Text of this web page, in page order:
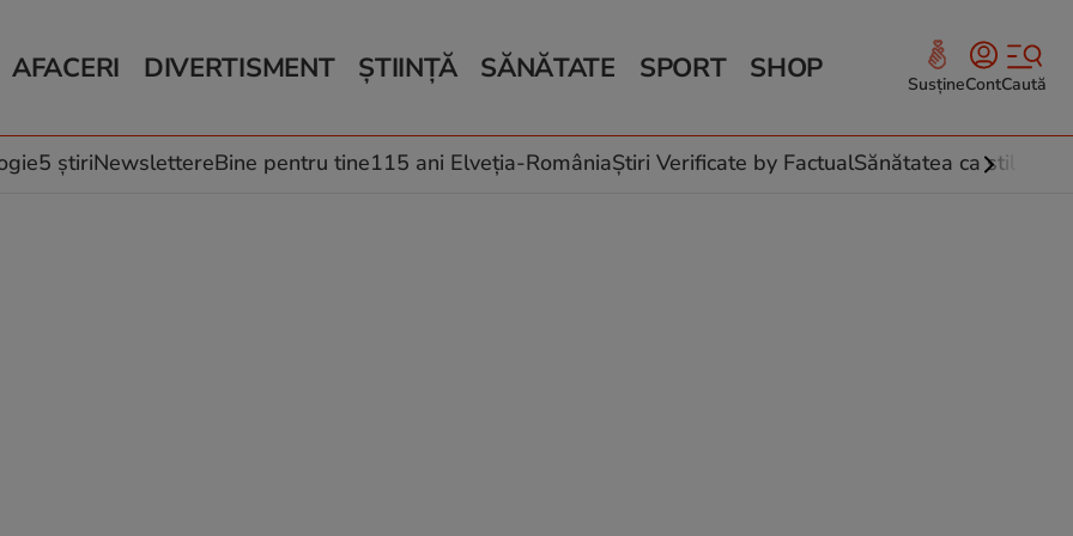
AFACERI
Auto
Locuri de muncă
DIVERTISMENT
Horoscop
Muzică și Filme
ȘTIINȚĂ
Schimbări climatice
SĂNĂTATE
Relații
Rețete culinare
SPORT SHOP SusțineContCaută
5 știriNewslettereBine pentru tine115 ani Elveția-RomâniaȘtiri Verificate by FactualSănătatea ca stil de